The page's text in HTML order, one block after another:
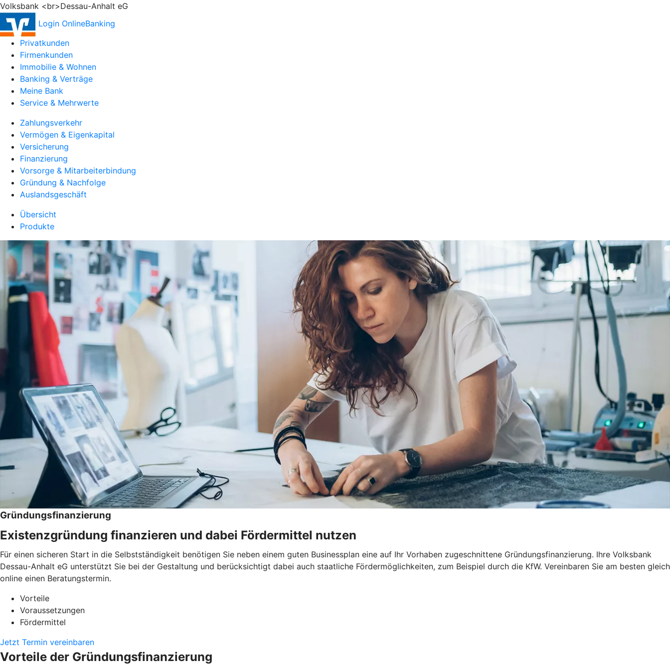
Volksbank <br>Dessau-Anhalt eG
Login OnlineBanking
Privatkunden
Firmenkunden
Immobilie & Wohnen
Banking & Verträge
Meine Bank
Service & Mehrwerte
Zahlungsverkehr
Vermögen & Eigenkapital
Versicherung
Finanzierung
Vorsorge & Mitarbeiterbindung
Gründung & Nachfolge
Auslandsgeschäft
Übersicht
Produkte
Gründungsfinanzierung
Existenzgründung finanzieren und dabei Fördermittel nutzen
Für einen sicheren Start in die Selbstständigkeit benötigen Sie neben einem guten Businessplan eine auf Ihr Vorhaben zugeschnittene Gründungsfinanzierung. Ihre Volksbank
Dessau-Anhalt eG unterstützt Sie bei der Gestaltung und berücksichtigt dabei auch staatliche Fördermöglichkeiten, zum Beispiel durch die KfW. Vereinbaren Sie am besten gleich
online einen Beratungstermin.
Vorteile
Voraussetzungen
Fördermittel
Jetzt Termin vereinbaren
Vorteile der Gründungsfinanzierung